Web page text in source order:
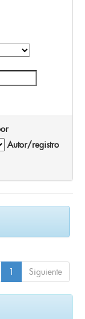
Autor/registro
1 Siguiente